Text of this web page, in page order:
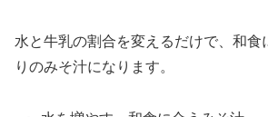
水と牛乳の割合を変えるだけで、和食
りのみそ汁になります。